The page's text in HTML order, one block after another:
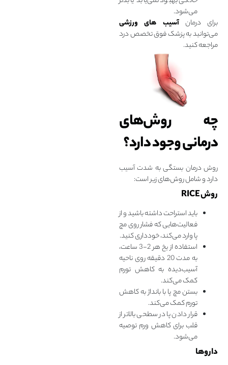
می‌شود.
برای درمانآسیب‌ های ورزشی
می‌توانید به پزشک فوق تخصص درد
مراجعه کنید.
چه روش‌های
درمانی وجود دارد؟
روش درمان بستگی به شدت آسیب
دارد و شامل روش‌های زیر است:
روش RICE
باید استراحت داشته باشید و از
فعالیت‌هایی که فشار روی مچ
پا وارد می‌کند، خودداری کنید.
استفاده از یخ هر 2-3 ساعت،
به مدت 20 دقیقه روی ناحیه
آسیب‌‌دیده به کاهش تورم
کمک می‌کند.
بستن مچ پا با بانداژ به کاهش
تورم کمک می‌کند.
قرار دادن پا در سطحی بالاتر از
قلب برای کاهش ورم توصیه
می‌شود.
داروها